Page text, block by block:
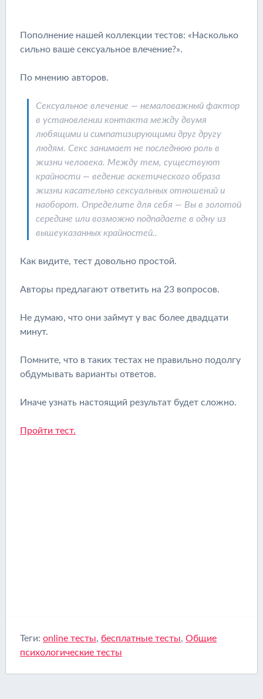
Пополнение нашей коллекции тестов: «Насколько
сильно ваше сексуальное влечение?».
По мнению авторов.
Сексуальное влечение — немаловажный фактор
в установлении контакта между двумя
любящими и симпатизирующими друг другу
людям. Секс занимает не последнюю роль в
жизни человека. Между тем, существуют
крайности — ведение аскетического образа
жизни касательно сексуальных отношений и
наоборот. Определите для себя — Вы в золотой
середине или возможно подпадаете в одну из
вышеуказанных крайностей..
Как видите, тест довольно простой.
Авторы предлагают ответить на 23 вопросов.
Не думаю, что они займут у вас более двадцати
минут.
Помните, что в таких тестах не правильно подолгу
обдумывать варианты ответов.
Иначе узнать настоящий результат будет сложно.
Пройти тест.
Теги: online тесты, бесплатные тесты, Общие
психологические тесты